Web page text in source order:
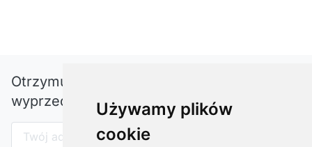
Używamy plików
cookie
Otrzymuj informację o nowościach i
wyprzedażach